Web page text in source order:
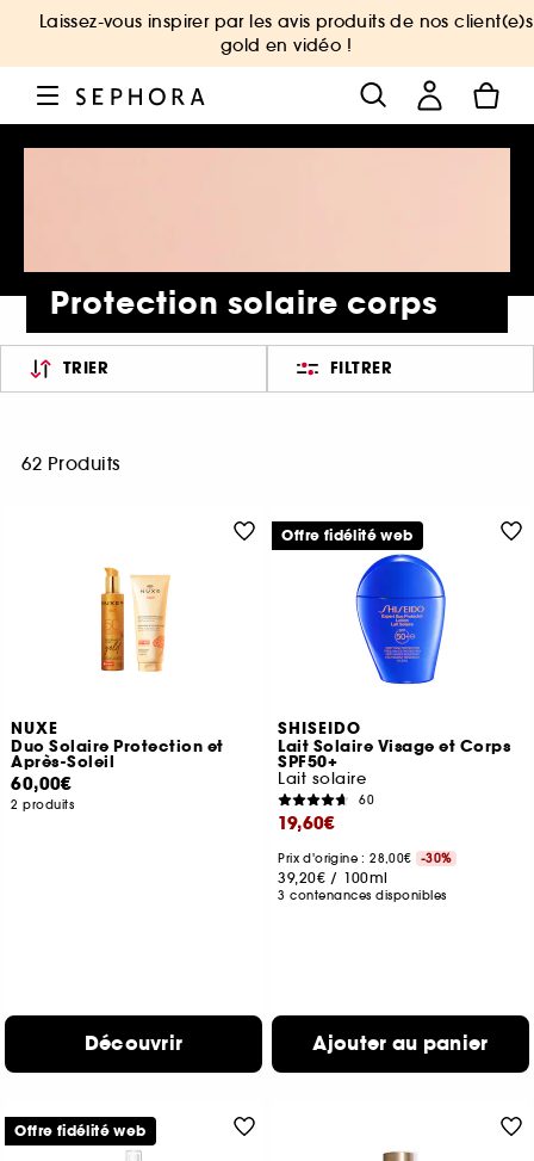
Laissez-vous inspirer par les avis produits de nos client(e)s
gold en vidéo !
Protection solaire corps
TRIER FILTRER
62 Produits
NUXE
Duo Solaire Protection et
Après-Soleil
60,00€
2 produits
Découvrir
SHISEIDO
Lait Solaire Visage et Corps
SPF50+
Lait solaire
60
19,60€
Prix d'origine : 28,00€ -30%
39,20€ / 100ml
3 contenances disponibles
Ajouter au panier
Offre fidélité web
Offre fidélité web